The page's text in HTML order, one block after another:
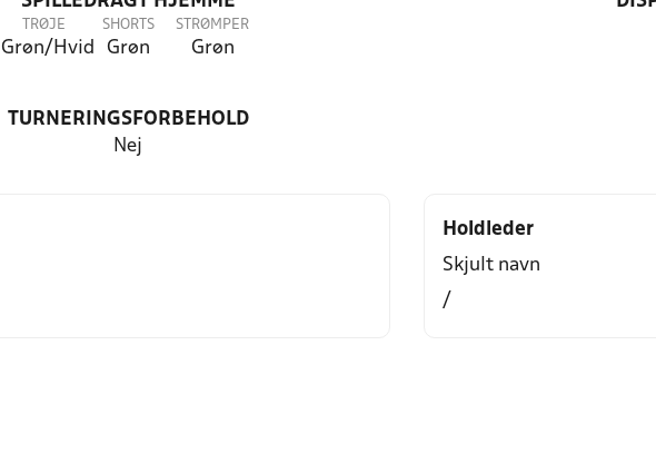
TRØJE
Grøn/Hvid
SHORTS
Grøn
STRØMPER
Grøn
TURNERINGSFORBEHOLD
Nej
Holdleder
Skjult navn
/